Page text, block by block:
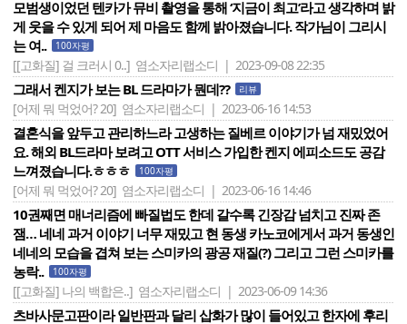
모범생이었던 텐카가 뮤비 촬영을 통해 ‘지금이 최고’라고 생각하며 밝
게 웃을 수 있게 되어 제 마음도 함께 밝아졌습니다. 작가님이 그리시
는 여..
100자평
[[고화질] 걸 크러시 0..] 염소자리랩소디 | 2023-09-08 22:35
그래서 켄지가 보는 BL 드라마가 뭔데?? 리뷰
[어제 뭐 먹었어? 20] 염소자리랩소디 | 2023-06-16 14:53
결혼식을 앞두고 관리하느라 고생하는 질베르 이야기가 넘 재밌었어
요. 해외 BL드라마 보려고 OTT 서비스 가입한 켄지 에피소드도 공감
느껴졌습니다.ㅎㅎㅎ
100자평
[어제 뭐 먹었어? 20] 염소자리랩소디 | 2023-06-16 14:46
10권째면 매너리즘에 빠질법도 한데 갈수록 긴장감 넘치고 진짜 존
잼… 네네 과거 이야기 너무 재밌고 현 동생 카노코에게서 과거 동생인
네네의 모습을 겹쳐 보는 스미카의 광공 재질(?) 그리고 그런 스미카를
농락..
100자평
[[고화질] 나의 백합은..] 염소자리랩소디 | 2023-06-09 14:36
츠바사문고판이라 일반판과 달리 삽화가 많이 들어있고 한자에 후리